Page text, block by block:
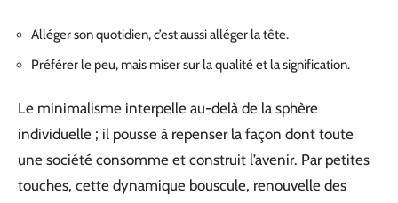
Alléger son quotidien, c’est aussi alléger la tête.
Préférer le peu, mais miser sur la qualité et la signification.
Le minimalisme interpelle au-delà de la sphère
individuelle ; il pousse à repenser la façon dont toute
une société consomme et construit l’avenir. Par petites
touches, cette dynamique bouscule, renouvelle des